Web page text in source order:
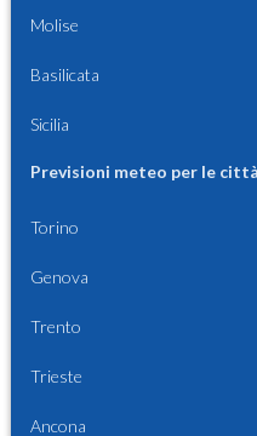
Molise
Basilicata
Sicilia
Previsioni meteo per le
Torino
Genova
Trento
Trieste
Ancona